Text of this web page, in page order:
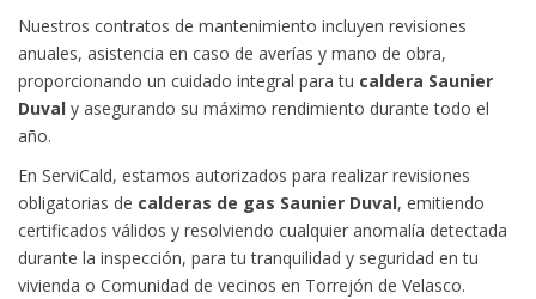
Nuestros contratos de mantenimiento incluyen revisiones
anuales, asistencia en caso de averías y mano de obra,
proporcionando un cuidado integral para tu caldera Saunier
Duval y asegurando su máximo rendimiento durante todo el
año.
En ServiCald, estamos autorizados para realizar revisiones
obligatorias de calderas de gas Saunier Duval, emitiendo
certificados válidos y resolviendo cualquier anomalía detectada
durante la inspección, para tu tranquilidad y seguridad en tu
vivienda o Comunidad de vecinos en Torrejón de Velasco.